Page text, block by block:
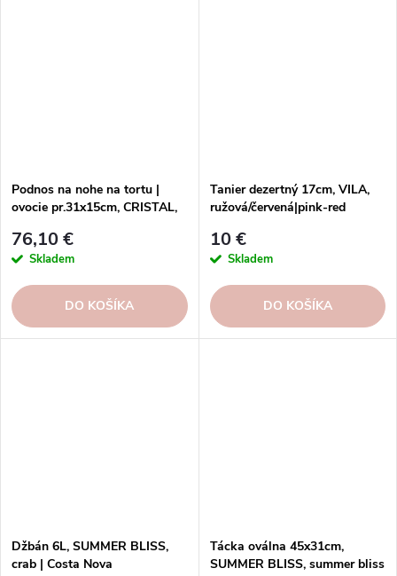
Podnos na nohe na tortu |
ovocie pr.31x15cm, CRISTAL,
76,10 €
Skladem
DO KOŠÍKA
Tanier dezertný 17cm, VILA,
ružová/červená|pink-red
10 €
Skladem
DO KOŠÍKA
Džbán 6L, SUMMER BLISS,
crab | Costa Nova
Tácka oválna 45x31cm,
SUMMER BLISS, summer bliss